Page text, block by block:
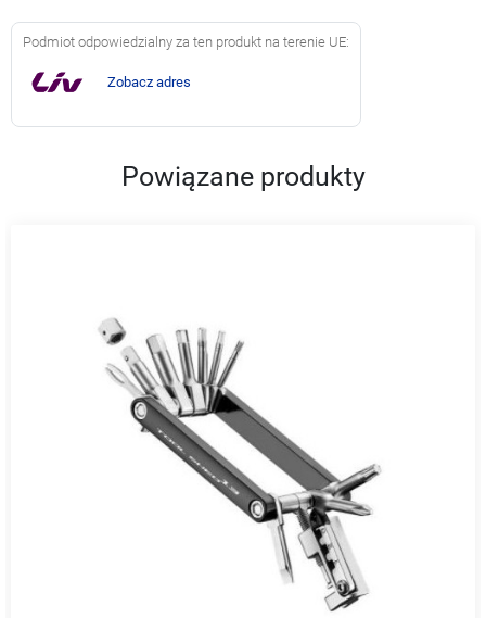
Podmiot odpowiedzialny za ten produkt na terenie UE:
Zobacz adres
Powiązane produkty